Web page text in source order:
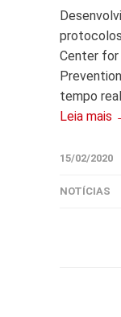
protocolos
Center for
tempo
Leia mais
15/02/2020
NOTÍCIAS